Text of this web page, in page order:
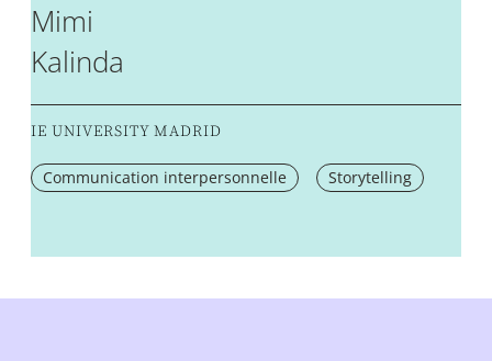
Mimi
Kalinda
IE UNIVERSITY MADRID
Communication interpersonnelle Storytelling